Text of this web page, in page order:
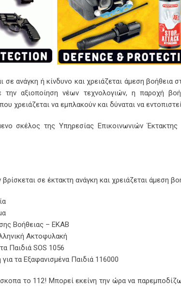
σε ανάγκη ή κίνδυνο και χρειάζεται άμεση βοήθεια
αξιοποίηση νέων τεχνολογιών, η παροχή
χρειάζεται να εμπλακούν και δύναται να
σκέλος της Υπηρεσίας Επικοινωνιών
σε έκτακτη ανάγκη και χρειάζεται άμεση
Βοήθειας – ΕΚΑΒ
Ακτοφυλακή
Παιδιά SOS 1056
τα Εξαφανισμένα Παιδιά 116000
το 112! Μπορεί εκείνη την ώρα να